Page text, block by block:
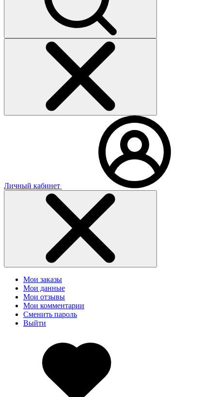
Личный кабинет
Мои заказы
Мои данные
Мои отзывы
Мои комментарии
Сменить пароль
Выйти